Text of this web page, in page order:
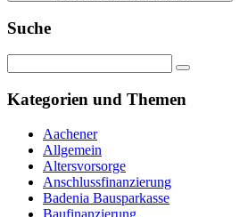
Suche
Kategorien und Themen
Aachener
Allgemein
Altersvorsorge
Anschlussfinanzierung
Badenia Bausparkasse
Baufinanzierung